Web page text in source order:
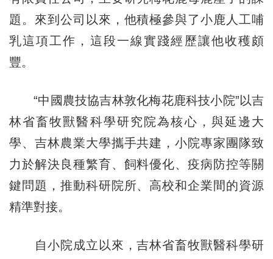
題。來到公司以來，他積極參與了小鹿人工哺
乳這項工作，這段一線實踐經歷讓他收穫頗
豐。
“中國農技協吉林敦化梅花鹿科技小院”以吉
林省畜牧獸醫科學研究院為核心，與延邊大
學、吉林農業大學攜手共建，小院專家團隊致
力於解決良種繁育、飼料優化、疫病防控等關
鍵問題，推動科研院所、高校和企業間的資源
精準對接。
自小院成立以來，吉林省畜牧獸醫科學研